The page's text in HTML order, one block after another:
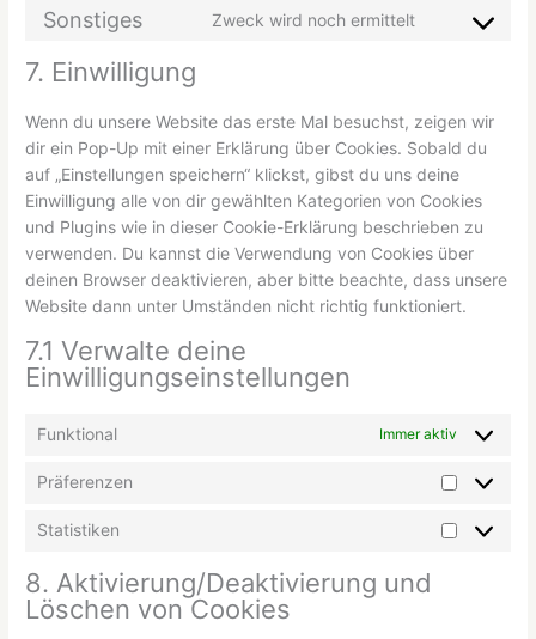
Sonstiges Zweck wird noch ermittelt
7. Einwilligung
Wenn du unsere Website das erste Mal besuchst, zeigen wir
dir ein Pop-Up mit einer Erklärung über Cookies. Sobald du
auf „Einstellungen speichern“ klickst, gibst du uns deine
Einwilligung alle von dir gewählten Kategorien von Cookies
und Plugins wie in dieser Cookie-Erklärung beschrieben zu
verwenden. Du kannst die Verwendung von Cookies über
deinen Browser deaktivieren, aber bitte beachte, dass unsere
Website dann unter Umständen nicht richtig funktioniert.
7.1 Verwalte deine
Einwilligungseinstellungen
Funktional Immer aktiv
Präferenzen
Statistiken
8. Aktivierung/Deaktivierung und
Löschen von Cookies